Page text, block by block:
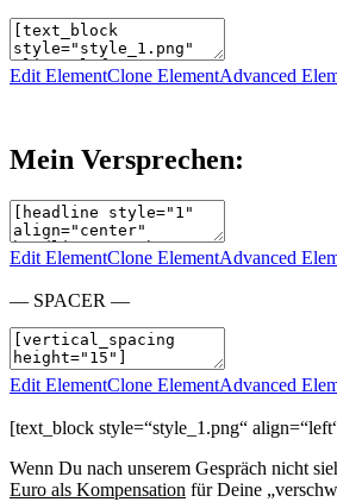
Edit ElementClone ElementAdvanced
Mein Versprechen:
Edit ElementClone ElementAdvanced
— SPACER —
Edit ElementClone ElementAdvanced
[text_block style=“style_1.png“
Wenn Du nach unserem Gespräch nicht
Euro als Kompensation für Deine